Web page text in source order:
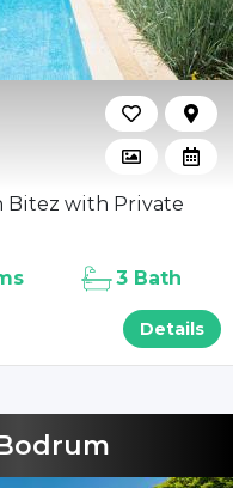
Bitez with Private
Details
3 Bath